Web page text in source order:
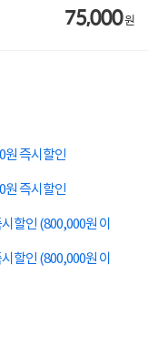
75,000원
원 즉시할인
원 즉시할인
할인 (800,000원 이
할인 (800,000원 이